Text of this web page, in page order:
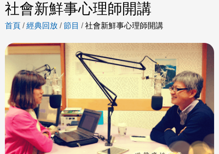
社會新鮮事心理師開講
首頁 /經典回放 /節目 /社會新鮮事心理師開講